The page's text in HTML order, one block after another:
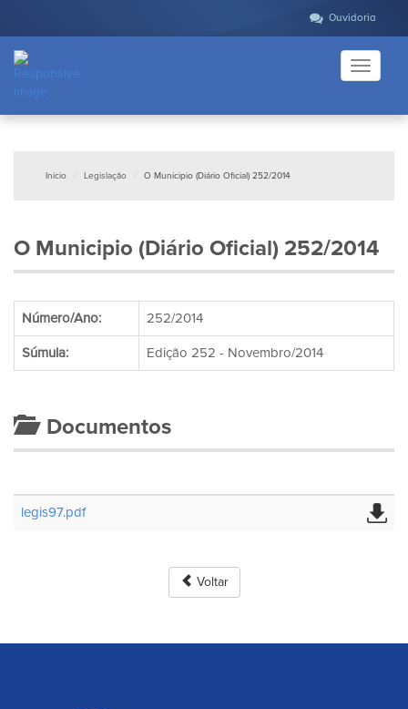
Ouvidoria
Toggle
Início Legislação O Municipio (Diário Oficial) 252/2014
O Municipio (Diário Oficial) 252/2014
Número/Ano: 252/2014
Súmula: Edição 252 - Novembro/2014
Documentos
legis97.pdf
Voltar